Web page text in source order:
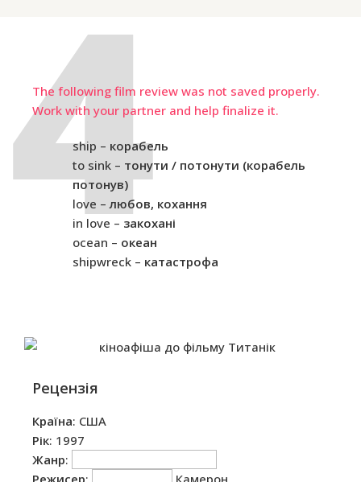
The following film review was not saved properly.
Work with your partner and help finalize it.
ship – корабель
to sink – тонути / потонути (корабель
потонув)
love –любов, кохання
in love – закохані
ocean – океан
shipwreck – катастрофа
Рецензія
Країна: США
Рік: 1997
Жанр: